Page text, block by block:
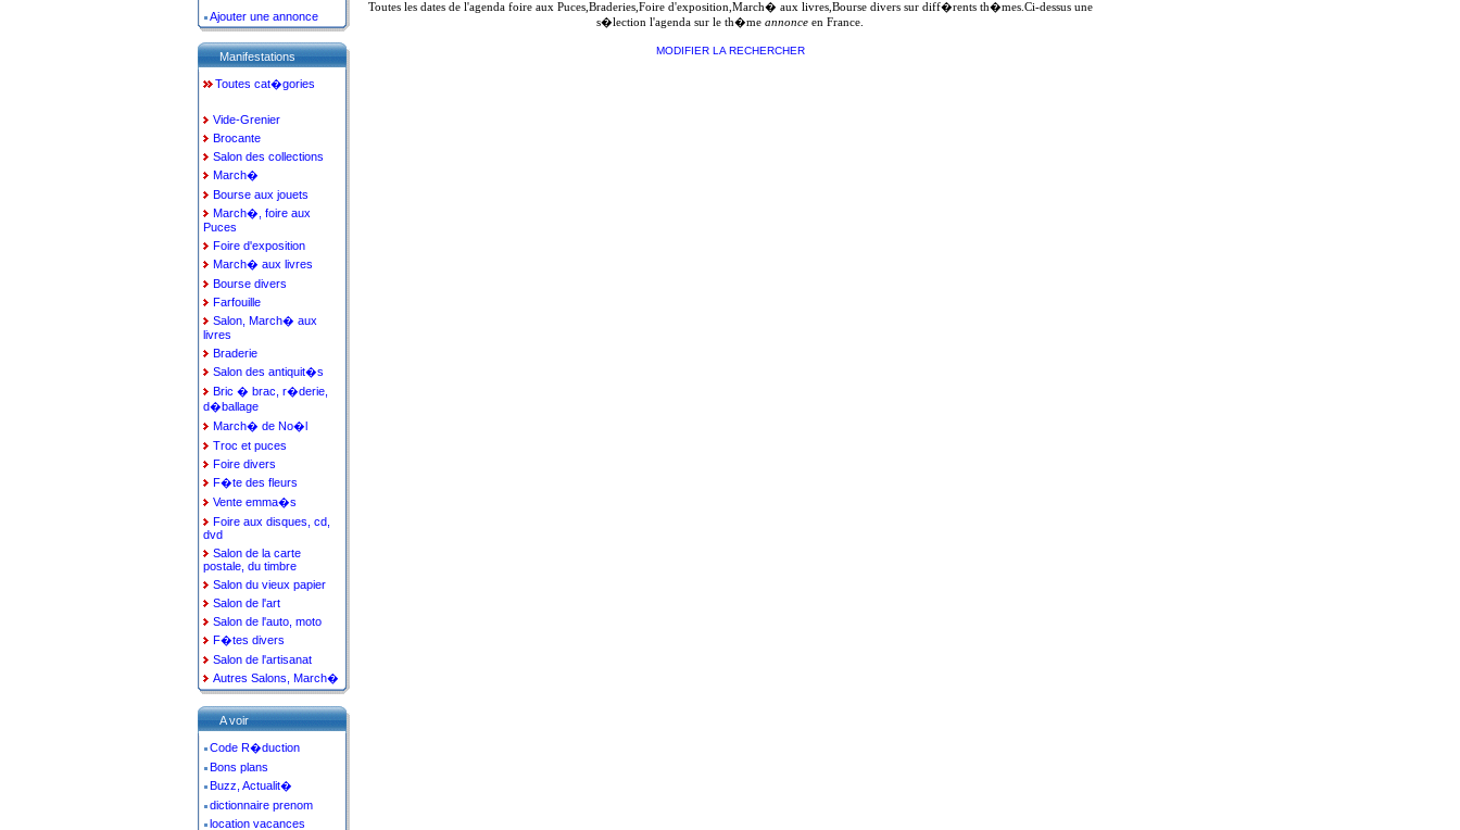
Toutes les dates de l'agenda foire aux Puces,Braderies,Foire d'exposition,March� aux livres,Bourse divers sur diff�rents th�mes.Ci-dessus une
s�lection l'agenda sur le th�me annonce en France.
MODIFIER LA RECHERCHER
Ajouter une annonce
Manifestations
Toutes cat�gories
Vide-Grenier
Brocante
Salon des collections
March�
Bourse aux jouets
March�, foire aux
Puces
Foire d'exposition
March� aux livres
Bourse divers
Farfouille
Salon, March� aux
livres
Braderie
Salon des antiquit�s
Bric � brac, r�derie,
d�ballage
March� de No�l
Troc et puces
Foire divers
F�te des fleurs
Vente emma�s
Foire aux disques, cd,
dvd
Salon de la carte
postale, du timbre
Salon du vieux papier
Salon de l'art
Salon de l'auto, moto
F�tes divers
Salon de l'artisanat
Autres Salons, March�
A voir
Code R�duction
Bons plans
Buzz, Actualit�
dictionnaire prenom
location vacances